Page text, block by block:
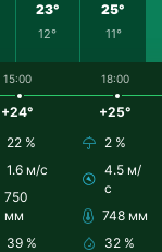
23°
12°
25°
11°
15:00
+24°
22 %
1.6 м/с
750
мм
39 %
18:00
+25°
2 %
4.5 м/
с
748 мм
32 %